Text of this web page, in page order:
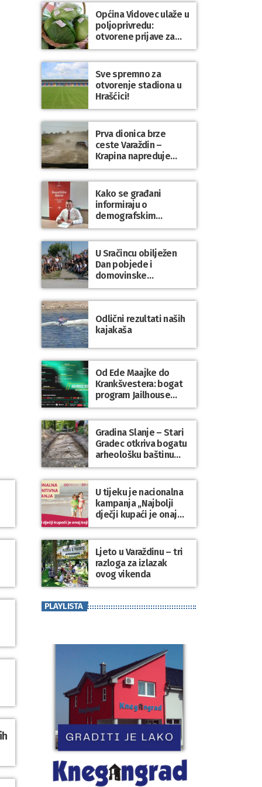
Općina Vidovec ulaže u
poljoprivredu:
otvorene prijave za
općinske potpore
Sve spremno za
otvorenje stadiona u
Hrašćici!
Prva dionica brze
ceste Varaždin –
Krapina napreduje
prema planu
Kako se građani
informiraju o
demografskim
mjerama? Sudjelujte u
istraživanju!
U Sračincu obilježen
Dan pobjede i
domovinske
zahvalnosti te Dan
hrvatskih branitelja
Odlični rezultati naših
kajakaša
Od Ede Maajke do
Krankšvestera: bogat
program Jailhouse
Festivala 2026. u
Lepoglavi
Gradina Slanje – Stari
Gradec otkriva bogatu
arheološku baštinu
Varaždinske županije
U tijeku je nacionalna
kampanja „Najbolji
dječji kupaći je onaj
koji se nosi“
Ljeto u Varaždinu – tri
razloga za izlazak
ovog vikenda
PLAYLISTA